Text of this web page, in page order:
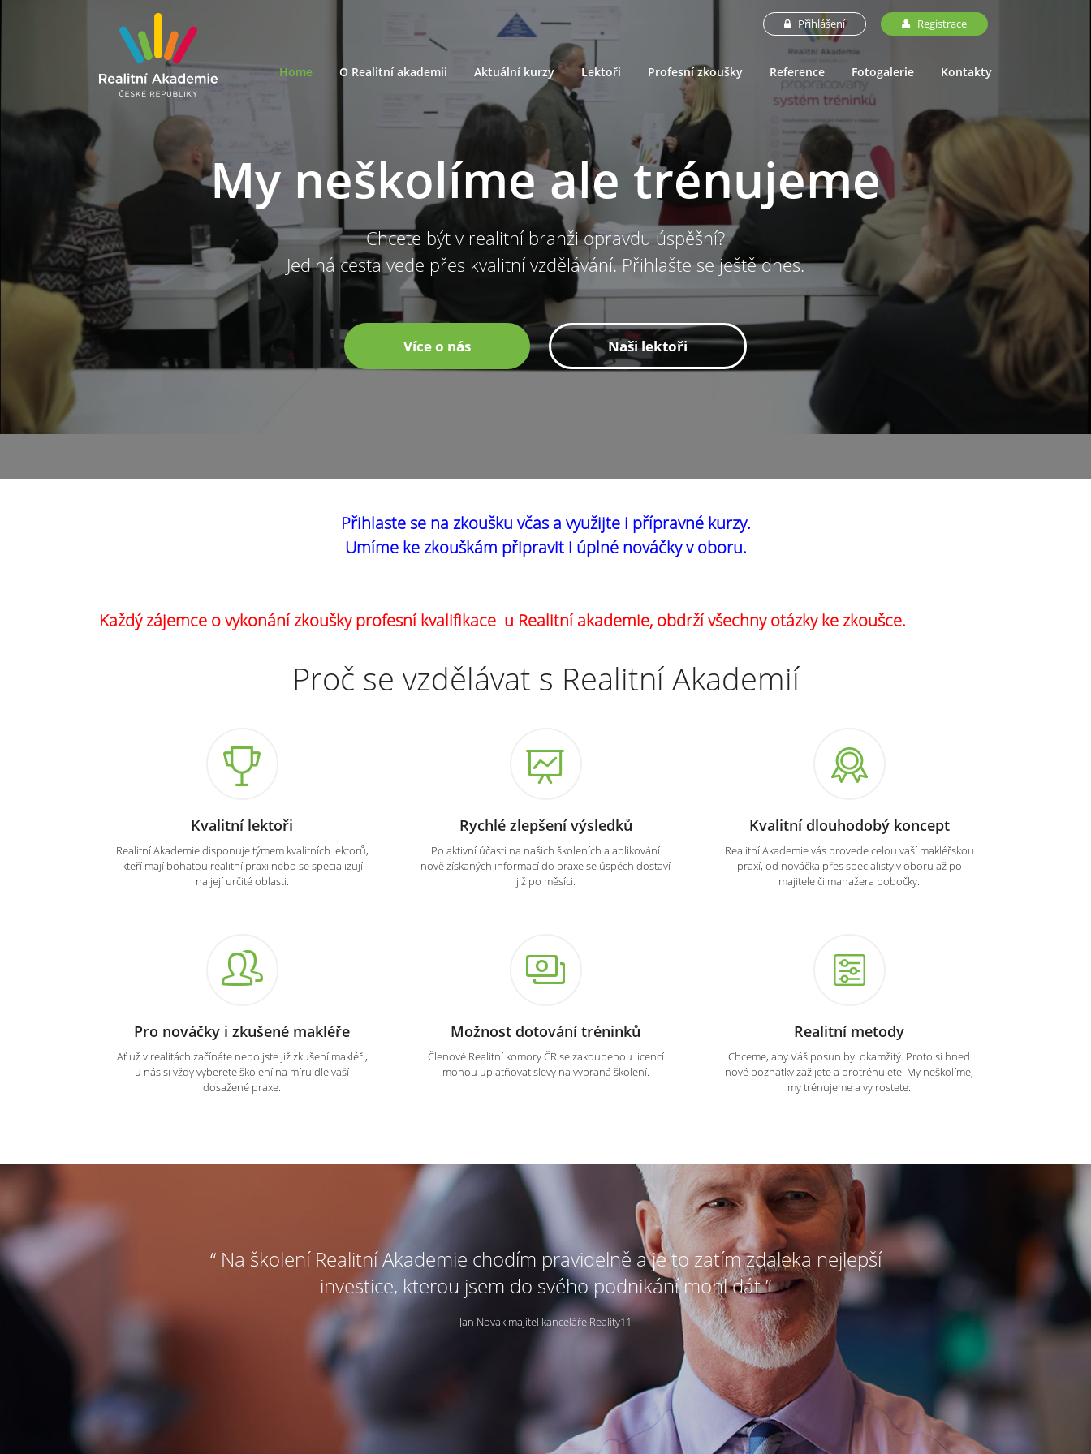
Přihlášení Registrace
Home O Realitní akademii Aktuální kurzy Lektoři Profesní zkoušky Reference Fotogalerie Kontakty
My neškolíme ale trénujeme
Chcete být v realitní branži opravdu úspěšní?
Jediná cesta vede přes kvalitní vzdělávání. Přihlašte se ještě dnes.
Více o nás Naši lektoři
Přihlaste se na zkoušku včas a využijte i přípravné kurzy.
Umíme ke zkouškám připravit i úplné nováčky v oboru.
Každý zájemce o vykonání zkoušky profesní kvalifikace u Realitní akademie, obdrží všechny otázky ke zkoušce.
Proč se vzdělávat s Realitní Akademií
Kvalitní lektoři
Realitní Akademie disponuje týmem kvalitních lektorů,
kteří mají bohatou realitní praxi nebo se specializují
na její určité oblasti.
Rychlé zlepšení výsledků
Po aktivní účasti na našich školeních a aplikování
nově získaných informací do praxe se úspěch dostaví
již po měsíci.
Kvalitní dlouhodobý koncept
Realitní Akademie vás provede celou vaší makléřskou
praxí, od nováčka přes specialisty v oboru až po
majitele či manažera pobočky.
Pro nováčky i zkušené makléře
Ať už v realitách začínáte nebo jste již zkušení makléři,
u nás si vždy vyberete školení na míru dle vaší
dosažené praxe.
Možnost dotování tréninků
Členové Realitní komory ČR se zakoupenou licencí
mohou uplatňovat slevy na vybraná školení.
Realitní metody
Chceme, aby Váš posun byl okamžitý. Proto si hned
nové poznatky zažijete a protrénujete. My neškolíme,
my trénujeme a vy rostete.
“ Na školení Realitní Akademie chodím pravidelně a je to zatím zdaleka nejlepší
investice, kterou jsem do svého podnikání mohl dát ”
Jan Novák majitel kanceláře Reality11